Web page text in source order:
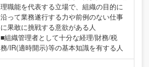
理職能を代表する立場で、組織の目的に
沿って業務遂行する力や前例のない仕事
に果敢に挑戦する意欲がある人
■組織管理者として十分な経理/財務/税
務/IR(適時開示)等の基本知識を有する人